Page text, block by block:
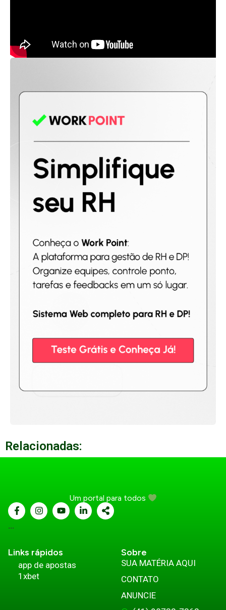
Relacionadas:
Um portal para todos
...
Links rápidos
app de apostas
1xbet
Sobre
SUA MATÉRIA AQUI
CONTATO
ANUNCIE